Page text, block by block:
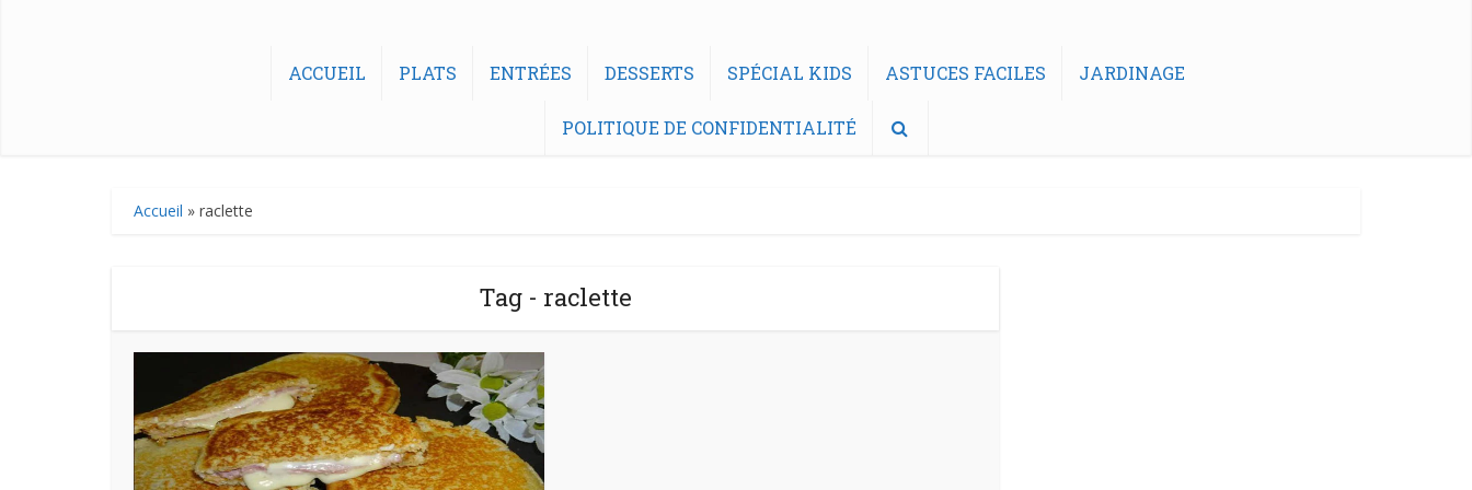
ACCUEIL PLATS ENTRÉES DESSERTS SPÉCIAL KIDS ASTUCES FACILES JARDINAGE
POLITIQUE DE CONFIDENTIALITÉ
Accueil » raclette
Tag - raclette